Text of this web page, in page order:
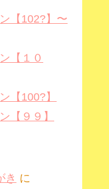
【102?】〜
【１０
【100?】
【９９】
き に